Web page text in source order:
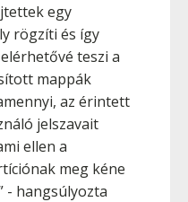
egy
rögzíti és így
teszi a
mappák
az érintett
jelszavait
ellen a
meg kéne
- hangsúlyozta